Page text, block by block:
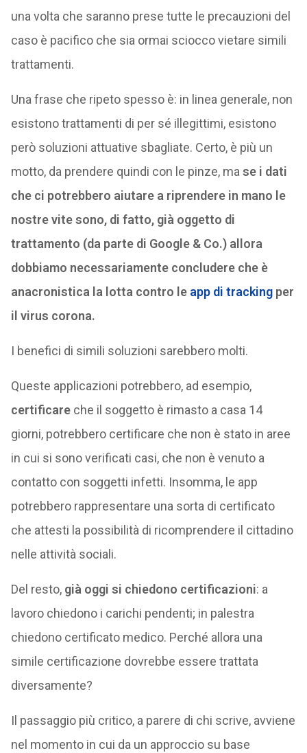
una volta che saranno prese tutte le precauzioni del
caso è pacifico che sia ormai sciocco vietare simili
trattamenti.
Una frase che ripeto spesso è: in linea generale, non
esistono trattamenti di per sé illegittimi, esistono
però soluzioni attuative sbagliate. Certo, è più un
motto, da prendere quindi con le pinze, ma se i dati
che ci potrebbero aiutare a riprendere in mano le
nostre vite sono, di fatto, già oggetto di
trattamento (da parte di Google & Co.) allora
dobbiamo necessariamente concludere che è
anacronistica la lotta contro le app di trackingper
il virus corona.
I benefici di simili soluzioni sarebbero molti.
Queste applicazioni potrebbero, ad esempio,
certificareche il soggetto è rimasto a casa 14
giorni, potrebbero certificare che non è stato in aree
in cui si sono verificati casi, che non è venuto a
contatto con soggetti infetti. Insomma, le app
potrebbero rappresentare una sorta di certificato
che attesti la possibilità di ricomprendere il cittadino
nelle attività sociali.
Del resto, già oggi si chiedono certificazioni: a
lavoro chiedono i carichi pendenti; in palestra
chiedono certificato medico. Perché allora una
simile certificazione dovrebbe essere trattata
diversamente?
Il passaggio più critico, a parere di chi scrive, avviene
nel momento in cui da un approccio su base